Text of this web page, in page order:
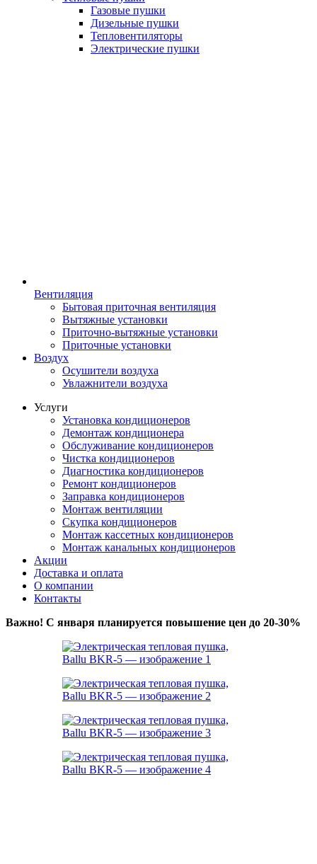
Газовые пушки
Дизельные пушки
Тепловентиляторы
Электрические пушки
Вентиляция
Бытовая приточная вентиляция
Вытяжные установки
Приточно-вытяжные установки
Приточные установки
Воздух
Осушители воздуха
Увлажнители воздуха
Услуги
Установка кондиционеров
Демонтаж кондиционера
Обслуживание кондиционеров
Чистка кондиционеров
Диагностика кондиционеров
Ремонт кондиционеров
Заправка кондиционеров
Монтаж вентиляции
Скупка кондиционеров
Монтаж кассетных кондиционеров
Монтаж канальных кондиционеров
Акции
Доставка и оплата
О компании
Контакты
Важно! С января планируется повышение цен до 20-30%